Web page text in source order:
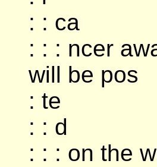
: : ca
: : : ncer
will be pos
: te
: : d
: : : on the